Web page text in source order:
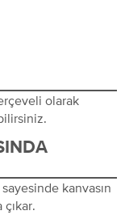
olarak
kanvasın